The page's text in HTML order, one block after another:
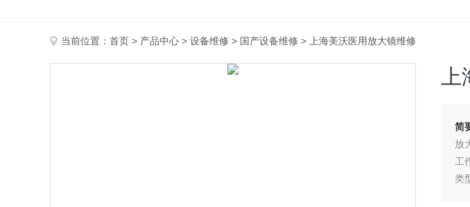
当前位置： 首页 > 产品中心 > 设备维修 > 国产设备维修 > 上海美沃医用放大镜维修
简
放
工
类